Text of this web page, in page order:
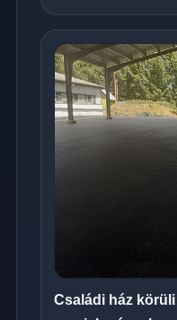
Családi ház